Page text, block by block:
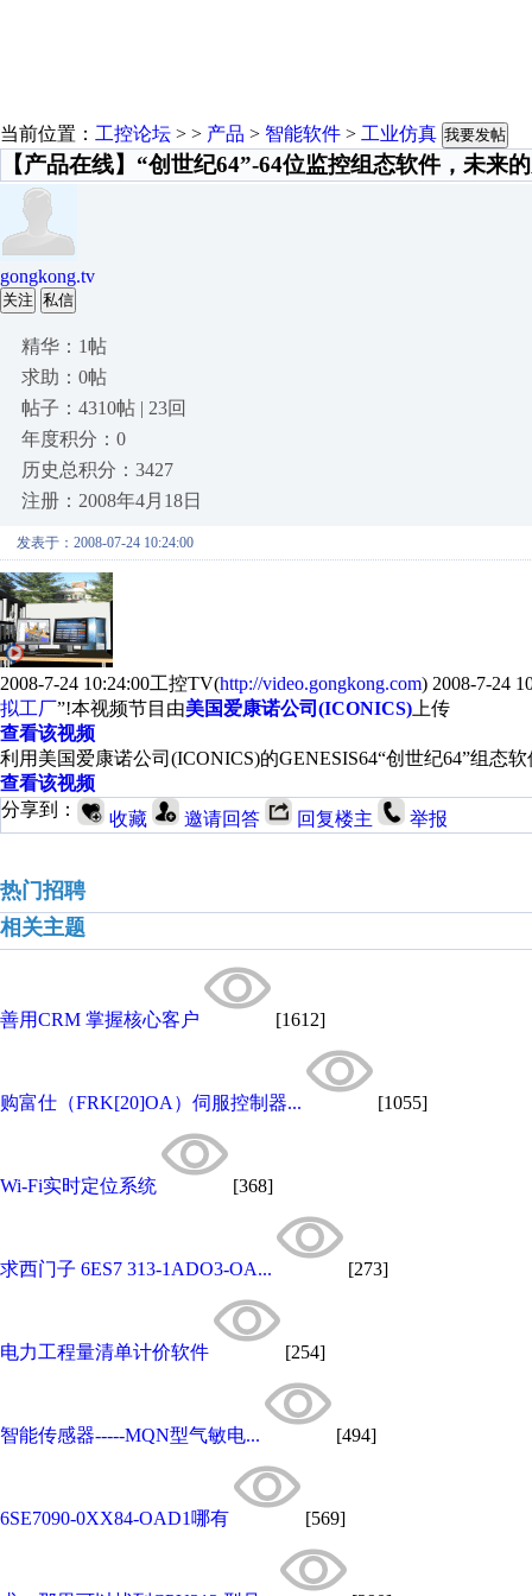
当前位置： 工控论坛 > > 产品 > 智能软件 > 工业仿真 我要发帖
【产品在线】“创世纪64”-64位监控组态软件，未来
gongkong.tv
关注 私信
精华：1帖
求助：0帖
帖子：4310帖 | 23回
年度积分：0
历史总积分：3427
注册：2008年4月18日
发表于：2008-07-24 10:24:00
2008-7-24 10:24:00工控TV(http://video.gongkong.com) 2008-7-24
拟工厂”!本视频节目由美国爱康诺公司(ICONICS) 上传
查看该视频
利用美国爱康诺公司(ICONICS)的GENESIS64“创世纪64”组态
查看该视频
分享到：
收藏 邀请回答 回复楼主 举报
热门招聘
相关主题
善用CRM 掌握核心客户 [1612]
购富仕（FRK[20]OA）伺服控制器... [1055]
Wi-Fi实时定位系统 [368]
求西门子 6ES7 313-1ADO3-OA... [273]
电力工程量清单计价软件 [254]
智能传感器-----MQN型气敏电... [494]
6SE7090-0XX84-OAD1哪有 [569]